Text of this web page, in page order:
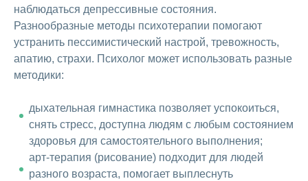
наблюдаться депрессивные состояния.
Разнообразные методы психотерапии помогают
устранить пессимистический настрой, тревожность,
апатию, страхи. Психолог может использовать разные
методики:
дыхательная гимнастика позволяет успокоиться,
снять стресс, доступна людям с любым состоянием
здоровья для самостоятельного выполнения;
арт-терапия (рисование) подходит для людей
разного возраста, помогает выплеснуть